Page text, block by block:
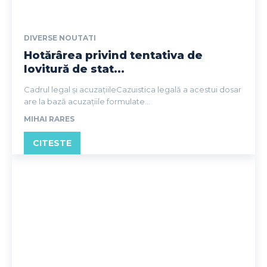
DIVERSE NOUTATI
Hotărârea privind tentativa de
lovitură de stat...
Cadrul legal și acuzațiileCazuistica legală a acestui dosar
are la bază acuzațiile formulate...
MIHAI RARES
CITESTE